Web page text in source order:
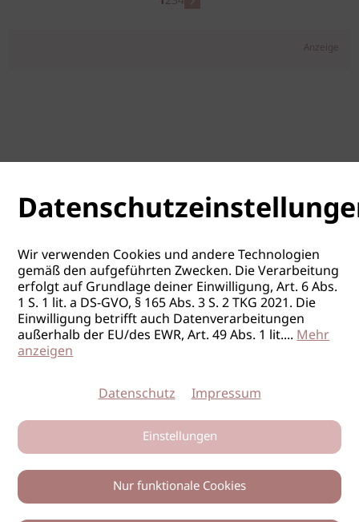
Anzeige
Wir verwenden Cookies und andere Technologien
gemäß den aufgeführten Zwecken. Die Verarbeitung
erfolgt auf Grundlage deiner Einwilligung, Art. 6 Abs.
1 S. 1 lit. a DS-GVO, § 165 Abs. 3 S. 2 TKG 2021. Die
Einwilligung betrifft auch Datenverarbeitungen
außerhalb der EU/des EWR, Art. 49 Abs. 1 lit....Mehr
anzeigen
Datenschutz Impressum
Einstellungen
Nur funktionale Cookies